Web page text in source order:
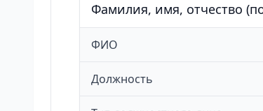
Фамилия, имя, отчество
ФИО
Должность